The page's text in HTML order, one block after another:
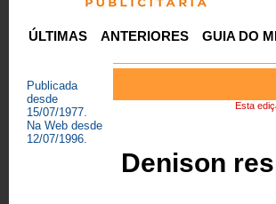
ÚLTIMAS ANTERIORES GUIA DO
Publicada
desde
15/07/1977.
Na Web desde
12/07/1996.
Esta
Denison